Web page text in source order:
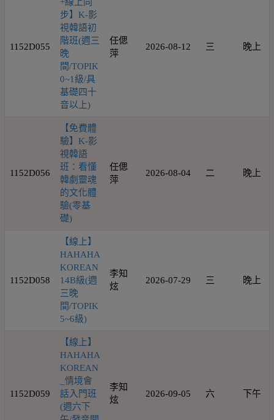
1152D055
+線上同
步】K-影
視韓語初
階班(週三
晚
間/TOPIK
0~1級/具
基礎四十
音以上)
任偲
萍
2026-08-12 三 晚上
1152D056
【免費體
驗】K-影
視韓語
班：看懂
韓劇靈魂
的文化體
驗(零基
礎)
任偲
萍
2026-08-04 二 晚上
1152D058
【線上】
HAHAHA
KOREAN
14B級(週
三晚
間/TOPIK
5~6級)
李知
炫
2026-07-29 三 晚上
1152D059
【線上】
HAHAHA
KOREAN
_情境會
話入門班
(週六下
李知
炫
2026-09-05 六 下午